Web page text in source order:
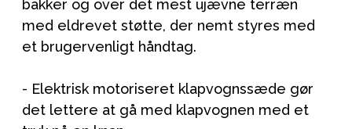
bakker og over det mest ujævne terræn
med eldrevet støtte, der nemt styres med
et brugervenligt håndtag.
- Elektrisk motoriseret klapvognssæde gør
det lettere at gå med klapvognen med et